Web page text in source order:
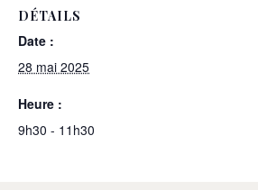
DÉTAILS
Date :
28 mai 2025
Heure :
9h30 - 11h30